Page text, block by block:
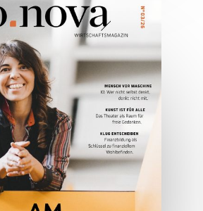
05/2026
Architektur &
Mai 2026
JETZT BESTELLEN
LESEN